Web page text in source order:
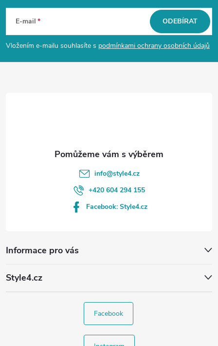
p
E-mail
Vložením e-mailu souhlasíte s podmínkami ochrany osobních údajů
ODEBÍRAT
Informace pro vás
Style4.cz
info@style4.cz
+420 604 294 155
Facebook: Style4.cz
Facebook